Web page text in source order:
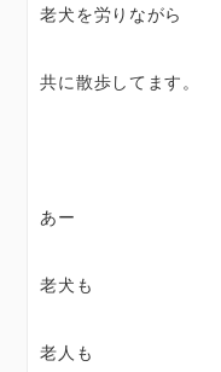
老犬を労りながら
共に散歩してます。
あー
老犬も
老人も